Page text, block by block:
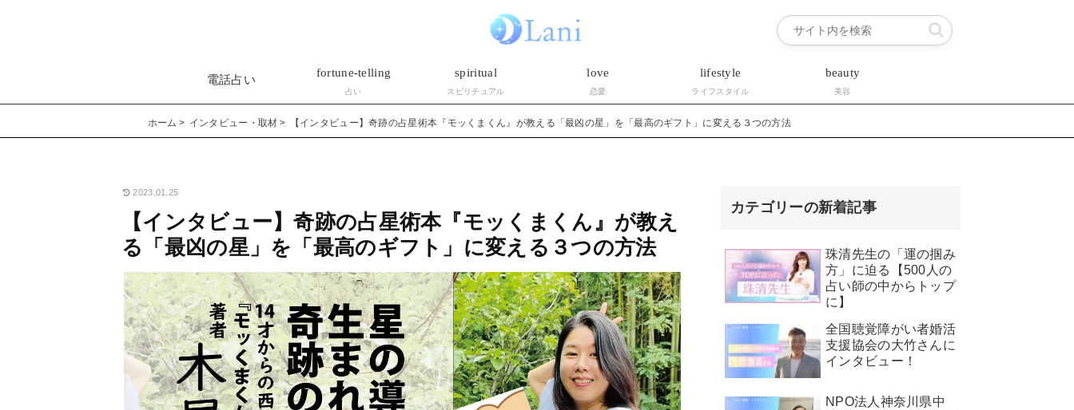
電話占い
fortune-telling
占い
spiritual
スピリチュアル
love
恋愛
lifestyle
ライフスタイル
beauty
美容
ホーム インタビュー・取材 【インタビュー】奇跡の占星術本『モッくまくん』が教える「最凶の星」を「最高のギフト」に変える３つの方法
2023.01.25
【インタビュー】奇跡の占星術本『モッくまくん』が教え
る「最凶の星」を「最高のギフト」に変える３つの方法
カテゴリーの新着記事
珠清先生の「運の掴み
方」に迫る【500人の
占い師の中からトップ
に】
全国聴覚障がい者婚活
支援協会の大竹さんに
インタビュー！
NPO法人神奈川県中